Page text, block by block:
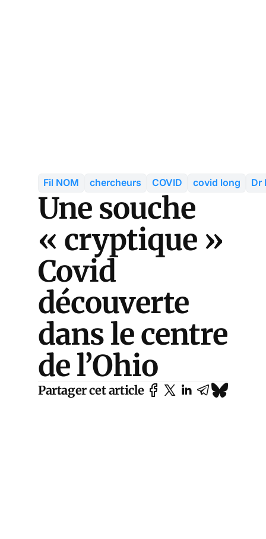
Fil NOM chercheurs COVID covid long Dr
Une souche
« cryptique »
Covid
découverte
dans le centre
de l’Ohio
Partager cet article